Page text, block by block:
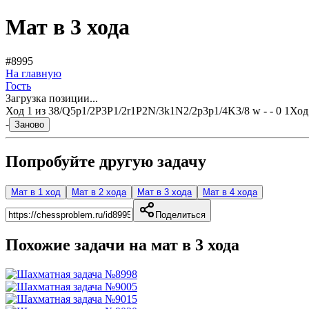
Мат в 3 хода
#8995
На главную
Гость
Загрузка позиции...
Ход 1 из 38/Q5p1/2P3P1/2r1P2N/3k1N2/2p3p1/4K3/8 w - - 0 1
- Заново
Попробуйте другую задачу
Мат в 1 ход Мат в 2 хода Мат в 3 хода Мат в 4 хода
Поделиться
Похожие задачи на мат в 3 хода